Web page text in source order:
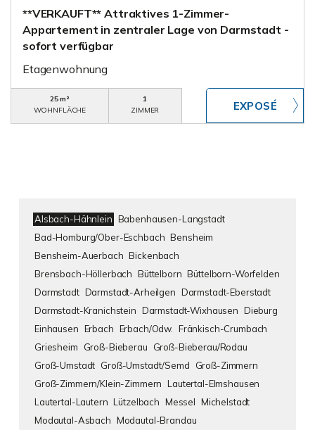
**VERKAUFT** Attraktives 1-Zimmer-
Appartement in zentraler Lage von Darmstadt -
sofort verfügbar
Etagenwohnung
25 m²
WOHNFLÄCHE
1
ZIMMER
Alsbach-Hähnlein Babenhausen-Langstadt
Bad-Homburg/Ober-Eschbach Bensheim
Bensheim-Auerbach Bickenbach
Brensbach-Höllerbach Büttelborn Büttelborn-Worfelden
Darmstadt Darmstadt-Arheilgen Darmstadt-Eberstadt
Darmstadt-Kranichstein Darmstadt-Wixhausen Dieburg
Einhausen Erbach Erbach/Odw.
Fränkisch-Crumbach
Griesheim
Groß-Bieberau
Groß-Bieberau/Rodau
Groß-Umstadt Groß-Umstadt/Semd
Groß-Zimmern
Groß-Zimmern/Klein-Zimmern Lautertal-Elmshausen
Lautertal-Lautern Lützelbach Messel Michelstadt
Modautal-Asbach Modautal-Brandau